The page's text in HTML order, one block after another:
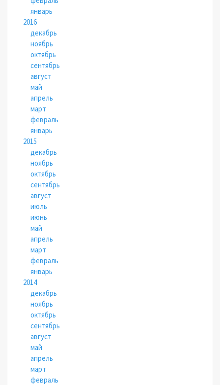
январь
2016
декабрь
ноябрь
октябрь
сентябрь
август
май
апрель
март
февраль
январь
2015
декабрь
ноябрь
октябрь
сентябрь
август
июль
июнь
май
апрель
март
февраль
январь
2014
декабрь
ноябрь
октябрь
сентябрь
август
май
апрель
март
февраль